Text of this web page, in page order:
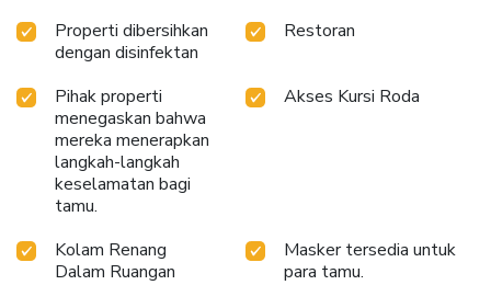
Properti dibersihkan
dengan disinfektan
Restoran
Pihak properti
menegaskan bahwa
mereka menerapkan
langkah-langkah
keselamatan bagi
tamu.
Akses Kursi Roda
Kolam Renang
Dalam Ruangan
Masker tersedia untuk
para tamu.